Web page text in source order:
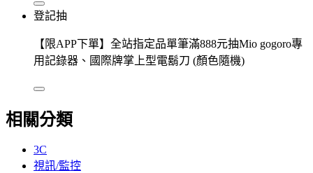
登記抽
【限APP下單】全站指定品單筆滿888元抽Mio gogoro專
用記錄器、國際牌掌上型電鬍刀 (顏色隨機)
相關分類
3C
視訊/監控